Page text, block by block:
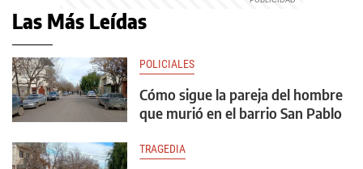
Las Más Leídas
POLICIALES
Cómo sigue la pareja del hombre
que murió en el barrio San Pablo
TRAGEDIA